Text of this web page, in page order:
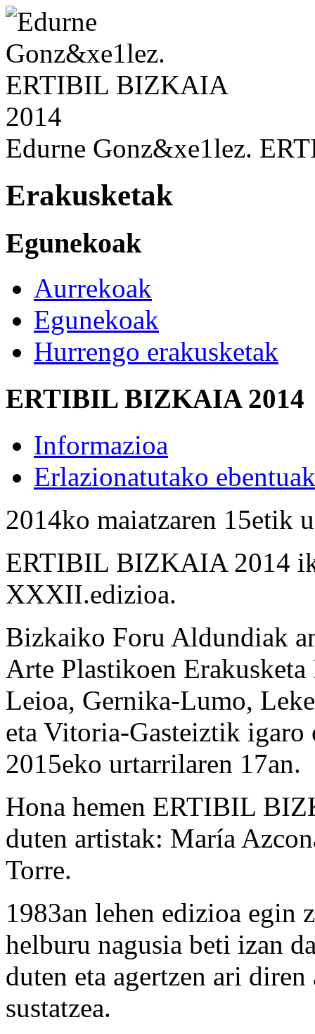
Edurne Gonz&xe1lez.
Erakusketak
Egunekoak
Aurrekoak
Egunekoak
Hurrengo erakusketak
ERTIBIL BIZKAIA 2014
Informazioa
Erlazionatutako ebentuak
2014ko maiatzaren 15etik
ERTIBIL BIZKAIA 2014
XXXII.edizioa.
Bizkaiko Foru Aldundiak
Arte Plastikoen
Leioa, Gernika-Lumo,
eta Vitoria-Gasteiztik igaro
2015eko urtarrilaren 17an.
Hona hemen ERTIBIL
duten artistak: María
Torre.
1983an lehen edizioa egin
helburu nagusia beti izan
duten eta agertzen ari
sustatzea.